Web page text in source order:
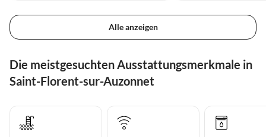
Alle anzeigen
Die meistgesuchten Ausstattungsmerkmale in
Saint-Florent-sur-Auzonnet